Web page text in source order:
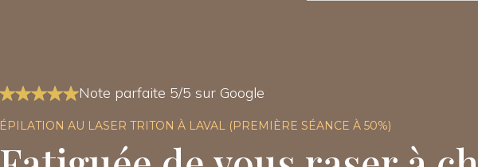
Note parfaite 5/5 sur Google
ÉPILATION AU LASER TRITON À LAVAL (PREMIÈRE SÉANCE À 50%)